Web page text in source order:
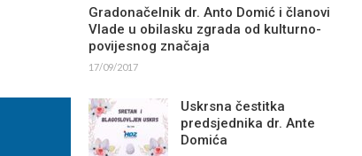
Gradonačelnik dr. Anto Domić i članovi
Vlade u obilasku zgrada od kulturno-
povijesnog značaja
17/09/2017
Uskrsna čestitka
predsjednika dr. Ante
Domića